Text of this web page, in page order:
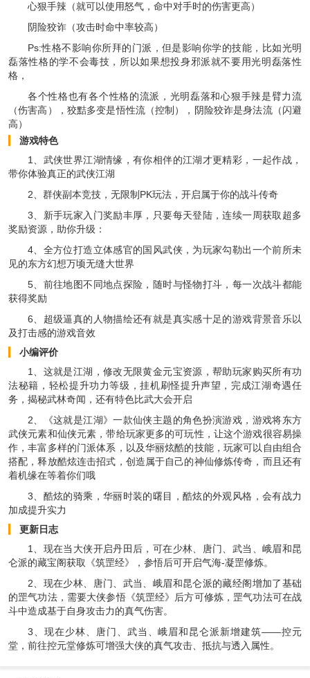
心狠手辣（就可以使用怒气，命中对手时的伤害更高）
阴险狡诈（攻击时命中率较高）
Ps:性格不影响你所拜的门派，但是影响你学的技能，比如光明
磊落性格的学不会毒技，所以如果想投身邪派就不要用光明磊落性
格，
各个性格也有各个性格的流派，光明磊落和心狠手辣是臂力流
（伤害高），狡黠多变是悟性流（控制），阴险狡诈是身法流（闪避
高）
游戏特色
1、武侠世界江湖情缘，有你相伴的江湖才更精彩，一起作战，
带你体验真正的武侠江湖
2、群侠副本竞技，无限制PK玩法，开启属于你的战斗传奇
3、新手玩家入门奖励丰厚，只要每天登陆，连续一周获取超多
奖励资源，助你升级：
4、全方位打造立体感官的国风武侠，为玩家勾勒出一个前所未
见的东方幻想万顷无缝大世界
5、前往地图不同地点探险，随时与怪物打斗，每一次战斗都能
获得奖励
6、超级逼真的人物描绘还有就是真实感十足的游戏背景音乐以
及打击感的游戏音效
小编评价
1、这就是江湖，修改无限黄金元宝资源，帮助玩家购买所有功
法秘籍，轻松提升功力等级，挂机刷怪提升声望，完成江湖奇遇任
务，揭秘武林奇闻，还有特色比武大会开启
2、《这就是江湖》一款仙侠主题的角色扮演游戏，游戏将东方
武侠元素和仙侠元素，带给玩家更多的可玩性，让这个游戏很容易操
作，丰富多样的门派体系，以及华丽炫酷的技能，玩家可以自由组合
搭配，释放酷炫连击招式，创造属于自己的神仙修炼传奇，而且还有
着机缘在等着你们哦
3、酷炫的骑乘，华丽时装的曙目，酷炫的外观风格，会有战力
加成提升实力
更新日志
1、现在当大侠开启丹田后，可在少林、唐门、武当、峨眉和昆
仑派的藏宝阁获取《筑罡经》，参悟后可开启气海-凝罡修炼。
2、现在少林、唐门、武当、峨眉和昆仑派的藏经阁增加了基础
的罡气功法，需要大侠参悟《筑罡经》后方可修炼，罡气功法可在战
斗中造成基于自身攻击力的真气伤害。
3、现在少林、唐门、武当、峨眉和昆仑派新增建筑——控元
堂，前往控元堂修炼可增强大侠的真气攻击、抵抗与透入属性。